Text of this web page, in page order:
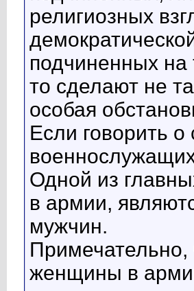
религиозных
подчиненных на
то сделают не
особая
Если говорить
Одной из
в армии,
мужчин.
Примечательно,
женщины в